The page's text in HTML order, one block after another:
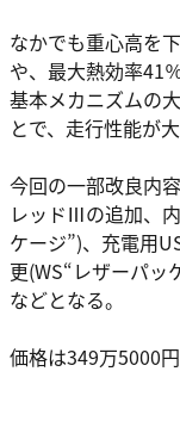
なかでも重心高を
や、最大熱効率41
基本メカニズムの
とで、走行性能が
今回の一部改良内
レッドⅢの追加、
ケージ”)、充電用
更(WS“レザーパッ
などとなる。
価格は349万5000